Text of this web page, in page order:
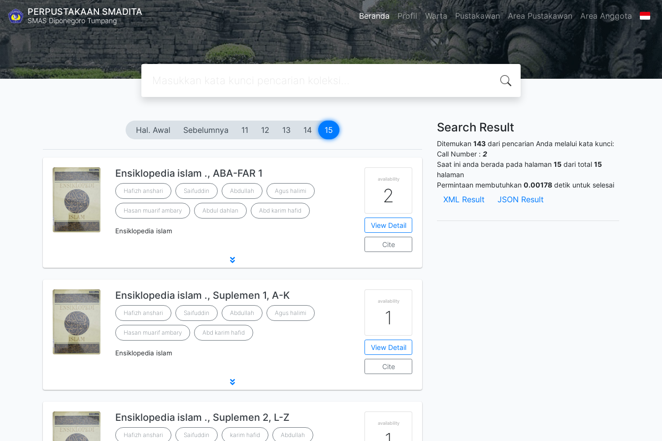
PERPUSTAKAAN SMADITA
SMAS Diponegoro Tumpang Beranda Profil Warta Pustakawan Area Pustakawan Area Anggota
Hal. Awal Sebelumnya 11 12 13 14 15
Ensiklopedia islam ., ABA-FAR 1
Hafizh anshari Saifuddin Abdullah Agus halimi
Hasan muarif ambary Abdul dahlan Abd karim hafid
Ensiklopedia islam
availability
2
View Detail
Cite
Ensiklopedia islam ., Suplemen 1, A-K
Hafizh anshari Saifuddin Abdullah Agus halimi
Hasan muarif ambary Abd karim hafid
Ensiklopedia islam
availability
1
View Detail
Cite
Ensiklopedia islam ., Suplemen 2, L-Z
Hafizh anshari Saifuddin karim hafid Abdullah
availability
Search Result
Ditemukan 143 dari pencarian Anda melalui kata kunci:
Call Number : 2
Saat ini anda berada pada halaman 15 dari total 15
halaman
Permintaan membutuhkan 0.00178 detik untuk selesai
XML Result JSON Result